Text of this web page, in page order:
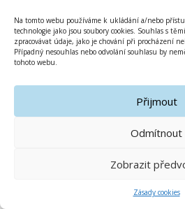
Na tomto webu používáme k ukládání a/nebo
technologie jako jsou soubory cookies. Souhlas s
zpracovávat údaje, jako je chování při procházení
Případný nesouhlas nebo odvolání souhlasu by
tohoto webu.
Přijmout
Odmítnout
Zobrazit
Zásady cookies